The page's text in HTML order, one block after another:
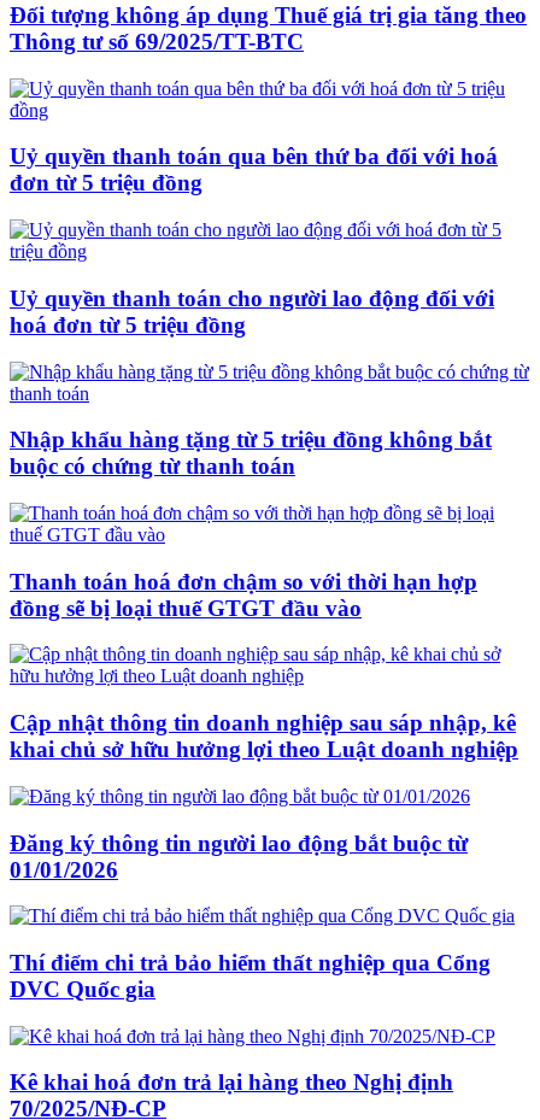
Đối tượng không áp dụng Thuế giá trị gia tăng theo
Thông tư số 69/2025/TT-BTC
Uỷ quyền thanh toán qua bên thứ ba đối với hoá
đơn từ 5 triệu đồng
Uỷ quyền thanh toán cho người lao động đối với
hoá đơn từ 5 triệu đồng
Nhập khẩu hàng tặng từ 5 triệu đồng không bắt
buộc có chứng từ thanh toán
Thanh toán hoá đơn chậm so với thời hạn hợp
đồng sẽ bị loại thuế GTGT đầu vào
Cập nhật thông tin doanh nghiệp sau sáp nhập, kê
khai chủ sở hữu hưởng lợi theo Luật doanh nghiệp
Đăng ký thông tin người lao động bắt buộc từ
01/01/2026
Thí điểm chi trả bảo hiểm thất nghiệp qua Cổng
DVC Quốc gia
Kê khai hoá đơn trả lại hàng theo Nghị định
70/2025/NĐ-CP